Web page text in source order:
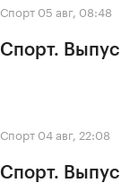
Спорт 05 авг, 08:48
Спорт.
Спорт 04 авг, 22:08
Спорт.